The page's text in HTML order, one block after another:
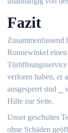
Fazit
Zusammenfassend
Ronnewinkel
verloren haben, er
ausgesperrt sind ⎯
Hilfe zur Seite.​
Unser geschultes
ohne Schäden